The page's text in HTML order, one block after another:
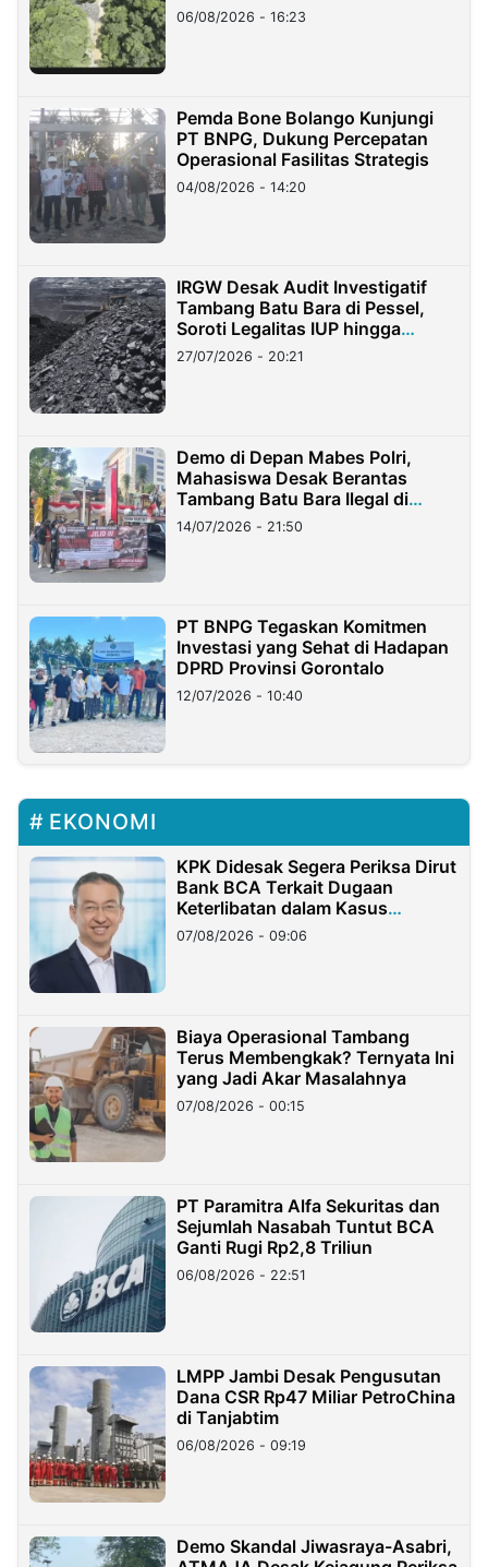
06/08/2026 - 16:23
Pemda Bone Bolango Kunjungi
PT BNPG, Dukung Percepatan
Operasional Fasilitas Strategis
04/08/2026 - 14:20
IRGW Desak Audit Investigatif
Tambang Batu Bara di Pessel,
Soroti Legalitas IUP hingga
Stockpile
27/07/2026 - 20:21
Demo di Depan Mabes Polri,
Mahasiswa Desak Berantas
Tambang Batu Bara Ilegal di
Lampung
14/07/2026 - 21:50
PT BNPG Tegaskan Komitmen
Investasi yang Sehat di Hadapan
DPRD Provinsi Gorontalo
12/07/2026 - 10:40
EKONOMI
KPK Didesak Segera Periksa Dirut
Bank BCA Terkait Dugaan
Keterlibatan dalam Kasus
Hilangnya Dana Nasabah Rp2,58
Miliar
07/08/2026 - 09:06
Biaya Operasional Tambang
Terus Membengkak? Ternyata Ini
yang Jadi Akar Masalahnya
07/08/2026 - 00:15
PT Paramitra Alfa Sekuritas dan
Sejumlah Nasabah Tuntut BCA
Ganti Rugi Rp2,8 Triliun
06/08/2026 - 22:51
LMPP Jambi Desak Pengusutan
Dana CSR Rp47 Miliar PetroChina
di Tanjabtim
06/08/2026 - 09:19
Demo Skandal Jiwasraya-Asabri,